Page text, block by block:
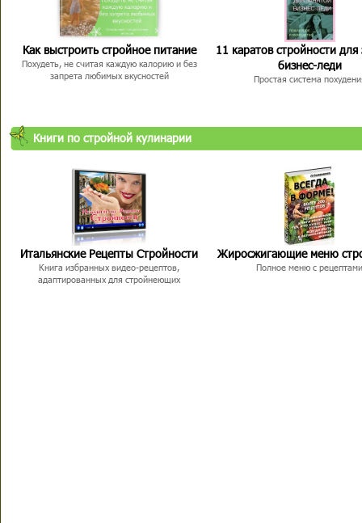
Как выстроить стройное питание
Похудеть, не считая каждую калорию и без
запрета любимых вкусностей
11 каратов стройности для
бизнес-леди
Простая система
Книги по стройной кулинарии
Итальянские Рецепты Стройности
Книга избранных видео-рецептов,
адаптированных для стройнеющих
Жиросжигающие меню
Полное меню с рецептами